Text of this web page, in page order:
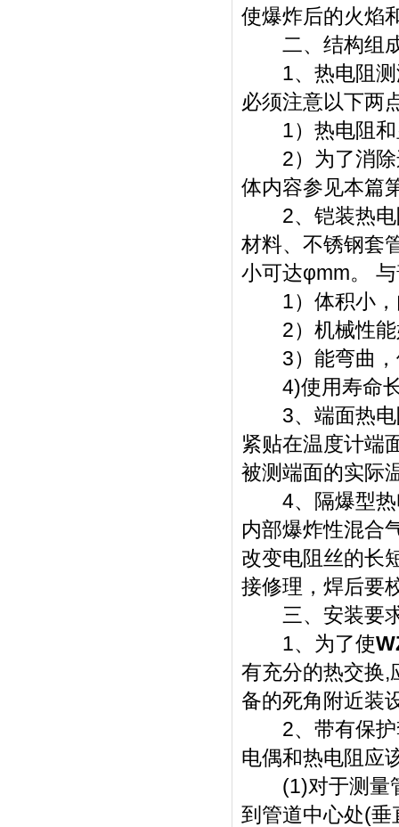
使爆炸后的火焰
二、结构组
1、热电阻测
必须注意以下两
1）热电阻和
2）为了消除
体内容参见本篇
2、铠装热电
材料、不锈钢套
小可达φmm。
1）体积小，
2）机械性能
3）能弯曲，
4)使用寿命
3、端面热电
紧贴在温度计端
被测端面的实际
4、隔爆型热
内部爆炸性混合
改变电阻丝的长
接修理，焊后要
三、安装要
1、为了使
有充分的热交换,
备的死角附近装
2、带有保护
电偶和热电阻应
(1)对于测量管
到管道中心处(